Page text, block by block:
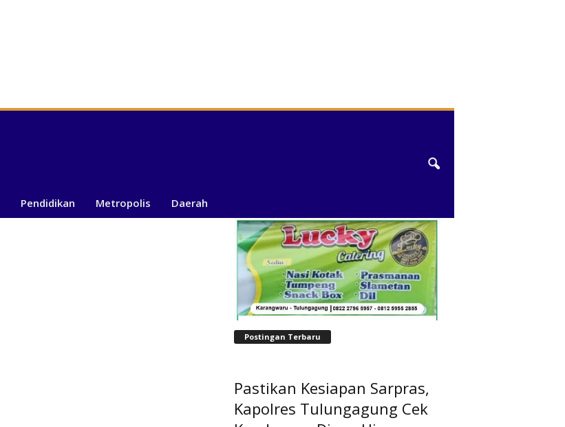
Pendidikan Metropolis Daerah
Postingan Terbaru
Pastikan Kesiapan Sarpras,
Kapolres Tulungagung Cek